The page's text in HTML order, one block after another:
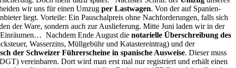
wir uns für einen Umzug per Lastwagen. Von der auf Spanien-
liegt. Vorteile: Ein Pauschalpreis ohne Nachforderungen, falls sich
der Ware, sondern auch zur Auslieferung. Mitte Juni laden wir in der
Nachdem Ende August die notarielle Überschreibung des
Wasserzins, Müllgebühr und Katastereintrag) und der
der Schweizer Führerscheine in spanische Ausweise. Dieser muss
vereinbaren. Dort wird man erst mal nur registriert und erhält einen